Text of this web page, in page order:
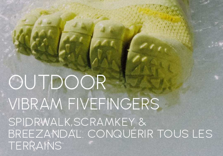
OUTDOOR
VIBRAM FIVEFINGERS
SPIDRWALK,SCRAMKEY &
BREEZANDAL: CONQUÉRIR TOUS LES
TERRAINS